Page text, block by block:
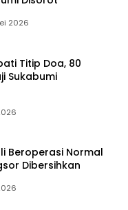
2026
Titip Doa, 80
Sukabumi
Beroperasi Normal
Dibersihkan